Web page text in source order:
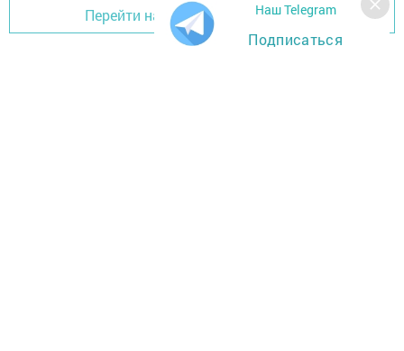
Перейти на страницу новостиНаш Telegram
Подписаться